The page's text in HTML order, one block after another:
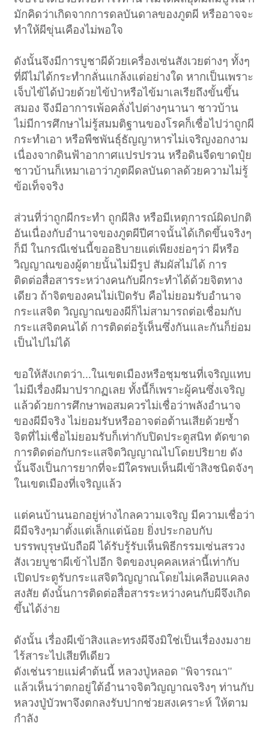
มักคิดว่าเกิดจากการดลบันดาลของภูตผี หรืออาจจะ
ทำให้ผีขุ่นเคืองไม่พอใจ
ดังนั้นจึงมีการบูชาผีด้วยเครื่องเซ่นสังเวยต่างๆ ทั้งๆ
ที่ผีไม่ได้กระทำกลั่นแกล้งแต่อย่างใด หากเป็นเพราะ
เจ็บไข้ได้ป่วยด้วยไข้ป่าหรือไข้มาเลเรียถึงขั้นขึ้น
สมอง จึงมีอาการเพ้อคลั่งไปต่างๆนานา ชาวบ้าน
ไม่มีการศึกษาไม่รู้สมมติฐานของโรคก็เชื่อไปว่าถูกผี
กระทำเอา หรือพืชพันธุ์ธัญญาหารไม่เจริญงอกงาม
เนื่องจากดินฟ้าอากาศแปรปรวน หรือดินจืดขาดปุ๋ย
ชาวบ้านก็เหมาเอาว่าภูตผีดลบันดาลด้วยความไม่รู้
ข้อเท็จจริง
ส่วนที่ว่าถูกผีกระทำ ถูกผีสิง หรือมีเหตุการณ์ผิดปกติ
อันเนื่องกับอำนาจของภูตผีปีศาจนั้นได้เกิดขึ้นจริงๆ
ก็มี ในกรณีเช่นนี้ขออธิบายแต่เพียงย่อๆว่า ผีหรือ
วิญญาณของผู้ตายนั้นไม่มีรูป สัมผัสไม่ได้ การ
ติดต่อสื่อสารระหว่างคนกับผีกระทำได้ด้วยจิตทาง
เดียว ถ้าจิตของคนไม่เปิดรับ คือไม่ยอมรับอำนาจ
กระแสจิต วิญญาณของผีก็ไม่สามารถต่อเชื่อมกับ
กระแสจิตคนได้ การติดต่อรู้เห็นซึ่งกันและกันก็ย่อม
เป็นไปไม่ได้
ขอให้สังเกตว่า...ในเขตเมืองหรือชุมชนที่เจริญแทบ
ไม่มีเรื่องผีมาปรากฏเลย ทั้งนี้ก็เพราะผู้คนซึ่งเจริญ
แล้วด้วยการศึกษาพอสมควรไม่เชื่อว่าพลังอำนาจ
ของผีมีจริง ไม่ยอมรับหรืออาจต่อต้านเสียด้วยซ้ำ
จิตที่ไม่เชื่อไม่ยอมรับก็เท่ากับปิดประตูสนิท ตัดขาด
การติดต่อกับกระแสจิตวิญญาณไปโดยปริยาย ดัง
นั้นจึงเป็นการยากที่จะมีใครพบเห็นผีเข้าสิงชนิดจังๆ
ในเขตเมืองที่เจริญแล้ว
แต่คนบ้านนอกอยู่ห่างไกลความเจริญ มีความเชื่อว่า
ผีมีจริงๆมาตั้งแต่เล็กแต่น้อย ยิ่งประกอบกับ
บรรพบุรุษนับถือผี ได้รับรู้รับเห็นพิธีกรรมเซ่นสรวง
สังเวยบูชาผีเข้าไปอีก จิตของบุคคลเหล่านี้เท่ากับ
เปิดประตูรับกระแสจิตวิญญาณโดยไม่เคลือบแคลง
สงสัย ดังนั้นการติดต่อสื่อสารระหว่างคนกับผีจึงเกิด
ขึ้นได้ง่าย
ดังนั้น เรื่องผีเข้าสิงและทรงผีจึงมิใช่เป็นเรื่องงมงาย
ไร้สาระไปเสียทีเดียว
ดังเช่นรายแม่คำต้นนี้ หลวงปู่หลอด "พิจารณา"
แล้วเห็นว่าตกอยู่ใต้อำนาจจิตวิญญาณจริงๆ ท่านกับ
หลวงปู่บัวพาจึงตกลงรับปากช่วยสงเคราะห์ ให้ตาม
กำลัง